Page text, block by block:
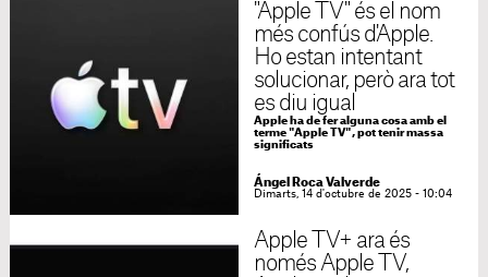
"Apple TV" és el nom
més confús d'Apple.
Ho estan intentant
solucionar, però ara tot
es diu igual
Apple ha de fer alguna cosa amb el
terme "Apple TV", pot tenir massa
significats
Ángel Roca Valverde
Dimarts, 14 d'octubre de 2025 - 10:04
Apple TV+ ara és
només Apple TV,